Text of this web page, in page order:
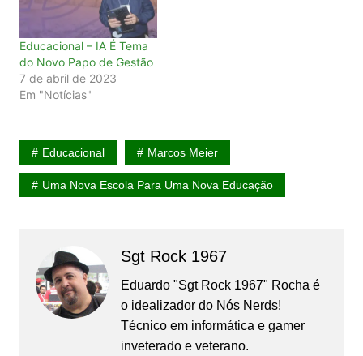
Educacional – IA É Tema
do Novo Papo de Gestão
7 de abril de 2023
Em "Notícias"
Educacional Marcos Meier
Uma Nova Escola Para Uma Nova Educação
Sgt Rock 1967
Eduardo "Sgt Rock 1967" Rocha é
o idealizador do Nós Nerds!
Técnico em informática e gamer
inveterado e veterano.